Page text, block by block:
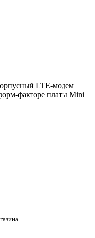
LTE-модем
факторе платы Mini